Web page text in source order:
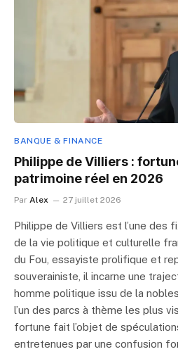
BANQUE & FINANCE
Philippe de Villiers :
patrimoine réel en 2026
Par Alex 27 juillet 2026
Philippe de Villiers est l’une des
de la vie politique et culturelle
du Fou, essayiste prolifique et
souverainiste, il incarne une
homme politique issu de la
l’un des parcs à thème les plus
fortune fait l’objet de
entretenues par une confusion